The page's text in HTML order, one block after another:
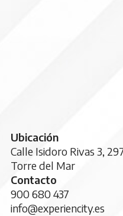
Ubicación
Calle Isidoro Rivas 3,
Torre del Mar
Contacto
900 680 437
info@experiencity.es